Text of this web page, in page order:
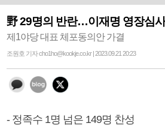
野 29명의 반란…이재명 영장심
제1야당 대표 체포동의안 가결
조원호 기자 cho1ho@kookje.co.kr | 2023.09.21 20:23
- 정족수 1명 넘은 149명 찬성